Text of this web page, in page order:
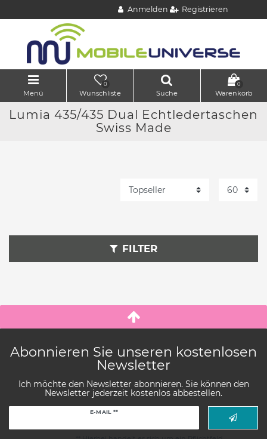
Anmelden Registrieren
Menü
0
Wunschliste Suche
0
Warenkorb
Lumia 435/435 Dual Echtledertaschen
Swiss Made
FILTER
Abonnieren Sie unseren kostenlosen
Newsletter
Ich möchte den Newsletter abonnieren. Sie können den
Newsletter jederzeit kostenlos abbestellen.
E-MAIL **